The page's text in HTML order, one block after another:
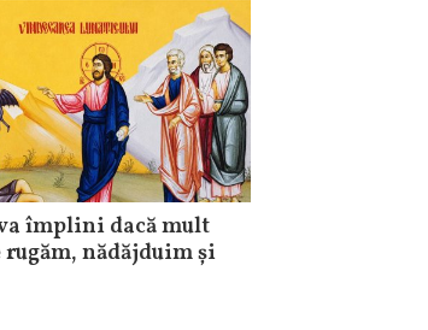
împlini dacă mult
rugăm, nădăjduim și